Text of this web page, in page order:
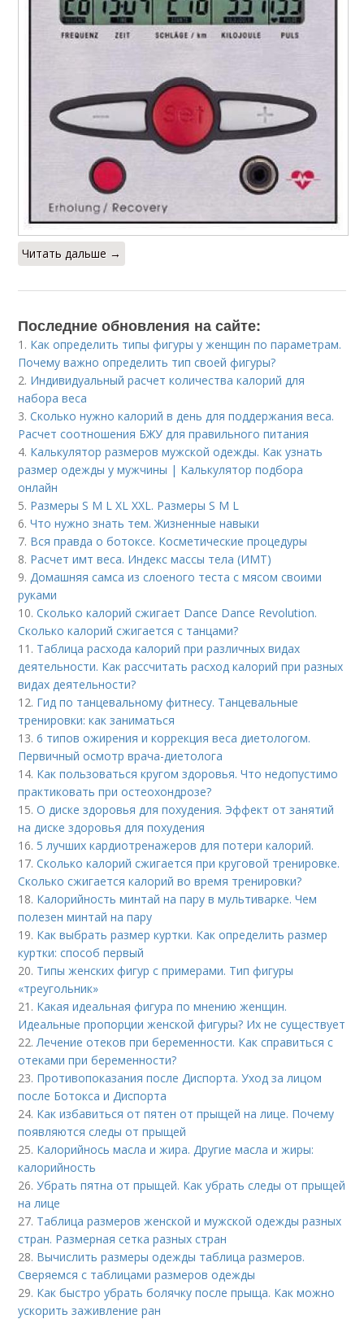
Читать дальше →
Последние обновления на сайте:
1. Как определить типы фигуры у женщин по параметрам.
Почему важно определить тип своей фигуры?
2. Индивидуальный расчет количества калорий для
набора веса
3.Сколько нужно калорий в день для поддержания веса.
Расчет соотношения БЖУ для правильного питания
4. Калькулятор размеров мужской одежды. Как узнать
размер одежды у мужчины | Калькулятор подбора
онлайн
5. Размеры S M L XL XXL. Размеры S M L
6.Что нужно знать тем. Жизненные навыки
7. Вся правда о ботоксе. Косметические процедуры
8. Расчет имт веса. Индекс массы тела (ИМТ)
9.Домашняя самса из слоеного теста с мясом своими
руками
10.Сколько калорий сжигает Dance Dance Revolution.
Сколько калорий сжигается с танцами?
11. Таблица расхода калорий при различных видах
деятельности. Как рассчитать расход калорий при разных
видах деятельности?
12. Гид по танцевальному фитнесу. Танцевальные
тренировки: как заниматься
13.6 типов ожирения и коррекция веса диетологом.
Первичный осмотр врача-диетолога
14. Как пользоваться кругом здоровья. Что недопустимо
практиковать при остеохондрозе?
15.О диске здоровья для похудения. Эффект от занятий
на диске здоровья для похудения
16. 5 лучших кардиотренажеров для потери калорий.
17.Сколько калорий сжигается при круговой тренировке.
Сколько сжигается калорий во время тренировки?
18. Калорийность минтай на пару в мультиварке. Чем
полезен минтай на пару
19. Как выбрать размер куртки. Как определить размер
куртки: способ первый
20. Типы женских фигур с примерами. Тип фигуры
«треугольник»
21. Какая идеальная фигура по мнению женщин.
Идеальные пропорции женской фигуры? Их не существует
22.Лечение отеков при беременности. Как справиться с
отеками при беременности?
23. Противопоказания после Диспорта. Уход за лицом
после Ботокса и Диспорта
24. Как избавиться от пятен от прыщей на лице. Почему
появляются следы от прыщей
25. Калорийнось масла и жира. Другие масла и жиры:
калорийность
26.Убрать пятна от прыщей. Как убрать следы от прыщей
на лице
27. Таблица размеров женской и мужской одежды разных
стран. Размерная сетка разных стран
28. Вычислить размеры одежды таблица размеров.
Сверяемся с таблицами размеров одежды
29. Как быстро убрать болячку после прыща. Как можно
ускорить заживление ран